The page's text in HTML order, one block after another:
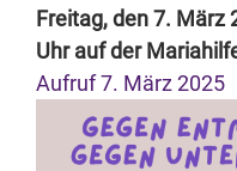
Freitag, den 7. März
Uhr auf der
Aufruf 7. März 2025